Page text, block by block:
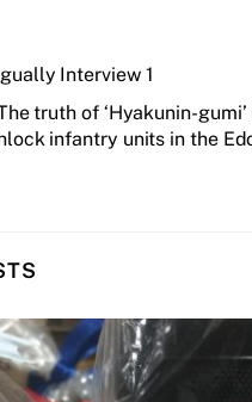
Interview 1
truth of ‘Hyakunin-gumi’
infantry units in the